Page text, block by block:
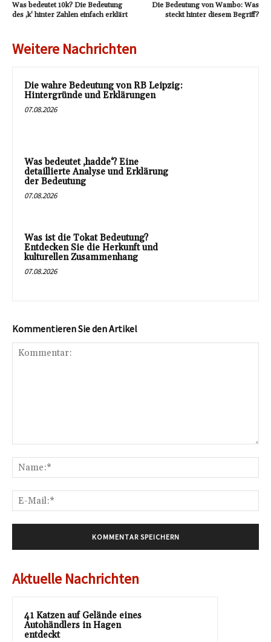
Was bedeutet 10k? Die Bedeutung
des ‚k‘ hinter Zahlen einfach erklärt
Die Bedeutung von Wambo: Was
steckt hinter diesem Begriff?
Weitere Nachrichten
Die wahre Bedeutung von RB Leipzig:
Hintergründe und Erklärungen
07.08.2026
Was bedeutet ‚hadde‘? Eine
detaillierte Analyse und Erklärung
der Bedeutung
07.08.2026
Was ist die Tokat Bedeutung?
Entdecken Sie die Herkunft und
kulturellen Zusammenhang
07.08.2026
Kommentieren Sie den Artikel
Aktuelle Nachrichten
41 Katzen auf Gelände eines
Autohändlers in Hagen
entdeckt